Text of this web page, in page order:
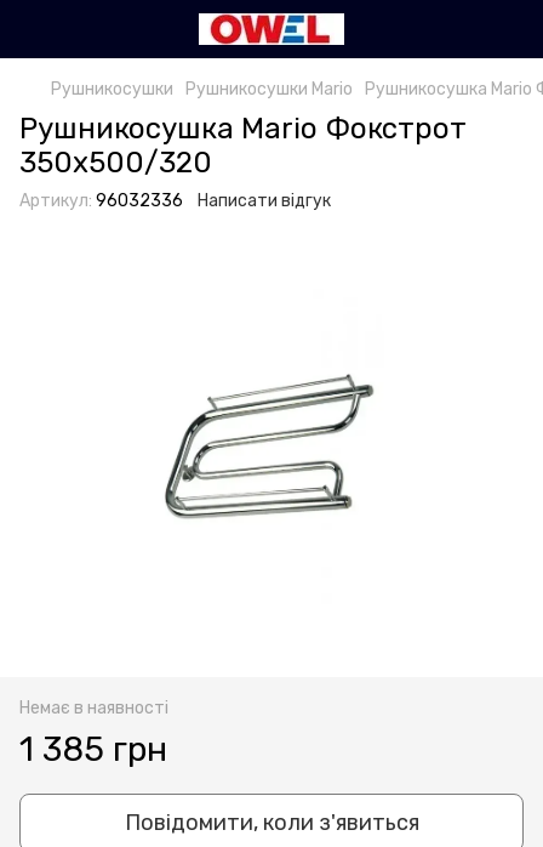
Рушникосушки Рушникосушки Mario Рушникосушка
Рушникосушка Mario Фокстрот
350х500/320
Артикул: 96032336 Написати відгук
Немає в наявності
1 385 грн
Повідомити, коли з'явиться